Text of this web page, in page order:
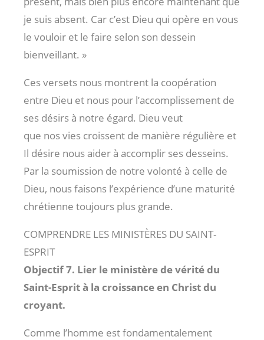
je suis absent. Car c’est Dieu qui opère en vous
le vouloir et le faire selon son dessein
bienveillant. »
Ces versets nous montrent la coopération
entre Dieu et nous pour l’accomplissement de
ses désirs à notre égard. Dieu veut
que nos vies croissent de manière régulière et
Il désire nous aider à accomplir ses desseins.
Par la soumission de notre volonté à celle de
Dieu, nous faisons l’expérience d’une maturité
chrétienne toujours plus grande.
COMPRENDRE LES MINISTÈRES DU SAINT-
ESPRIT
Objectif 7. Lier le ministère de vérité du
Saint-Esprit à la croissance en Christ du
croyant.
Comme l’homme est fondamentalement